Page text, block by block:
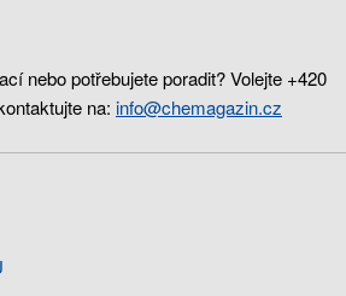
nebo potřebujete poradit? Volejte +420
na: info@chemagazin.cz